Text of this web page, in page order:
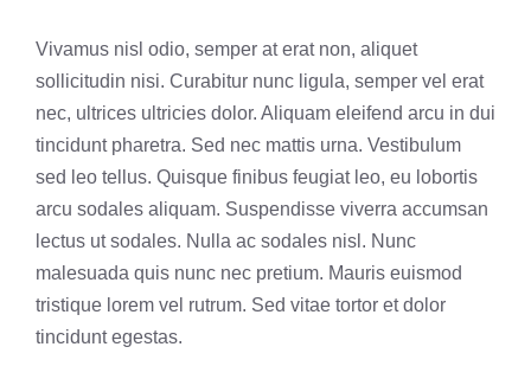
Vivamus nisl odio, semper at erat non, aliquet
sollicitudin nisi. Curabitur nunc ligula, semper vel erat
nec, ultrices ultricies dolor. Aliquam eleifend arcu in dui
tincidunt pharetra. Sed nec mattis urna. Vestibulum
sed leo tellus. Quisque finibus feugiat leo, eu lobortis
arcu sodales aliquam. Suspendisse viverra accumsan
lectus ut sodales. Nulla ac sodales nisl. Nunc
malesuada quis nunc nec pretium. Mauris euismod
tristique lorem vel rutrum. Sed vitae tortor et dolor
tincidunt egestas.